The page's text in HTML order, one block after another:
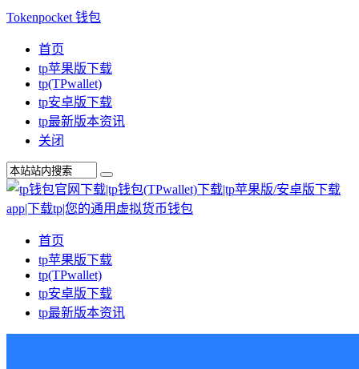
Tokenpocket 钱包
首页
tp苹果版下载
tp(TPwallet)
tp安卓版下载
tp最新版本资讯
关闭
首页
tp苹果版下载
tp(TPwallet)
tp安卓版下载
tp最新版本资讯